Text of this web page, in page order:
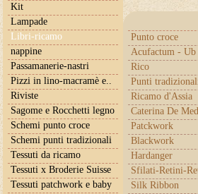
Kit
Lampade
Libri-ricamo
Punto croce
Acufactum - Ub
Rico
Punti
Ricamo d'Assia
Caterina De
Patckwork
Blackwork
Hardanger
Sfilati-Retini-
Silk Ribbon
nappine
Passamanerie-nastri
Pizzi in lino-macramè e..
Riviste
Sagome e Rocchetti legno
Schemi punto croce
Schemi punti tradizionali
Tessuti da ricamo
Tessuti x Broderie Suisse
Tessuti patchwork e baby